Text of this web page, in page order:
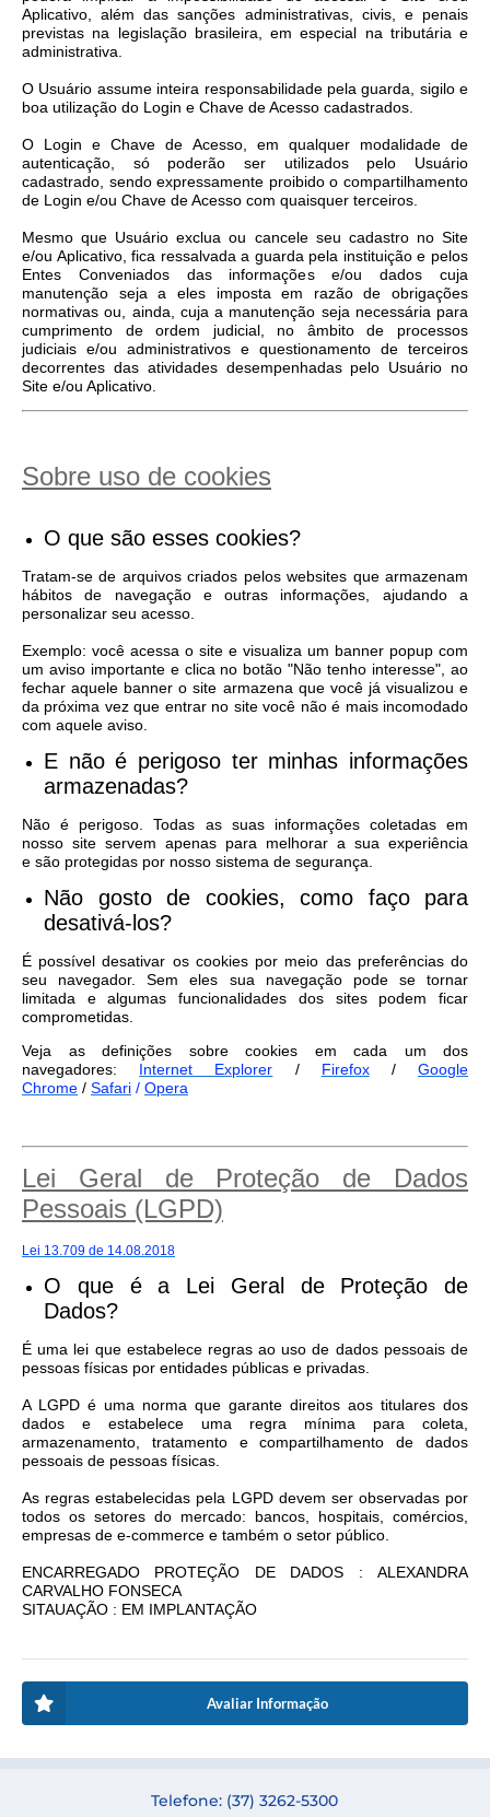
Aplicativo, além das sanções administrativas, civis, e penais
previstas na legislação brasileira, em especial na tributária e
administrativa.
O Usuário assume inteira responsabilidade pela guarda, sigilo e
boa utilização do Login e Chave de Acesso cadastrados.
O Login e Chave de Acesso, em qualquer modalidade de
autenticação, só poderão ser utilizados pelo Usuário
cadastrado, sendo expressamente proibido o compartilhamento
de Login e/ou Chave de Acesso com quaisquer terceiros.
Mesmo que Usuário exclua ou cancele seu cadastro no Site
e/ou Aplicativo, fica ressalvada a guarda pela instituição e pelos
Entes Conveniados das informações e/ou dados cuja
manutenção seja a eles imposta em razão de obrigações
normativas ou, ainda, cuja a manutenção seja necessária para
cumprimento de ordem judicial, no âmbito de processos
judiciais e/ou administrativos e questionamento de terceiros
decorrentes das atividades desempenhadas pelo Usuário no
Site e/ou Aplicativo.
Sobre uso de cookies
O que são esses cookies?
Tratam-se de arquivos criados pelos websites que armazenam
hábitos de navegação e outras informações, ajudando a
personalizar seu acesso.
Exemplo: você acessa o site e visualiza um banner popup com
um aviso importante e clica no botão "Não tenho interesse", ao
fechar aquele banner o site armazena que você já visualizou e
da próxima vez que entrar no site você não é mais incomodado
com aquele aviso.
E não é perigoso ter minhas informações
armazenadas?
Não é perigoso. Todas as suas informações coletadas em
nosso site servem apenas para melhorar a sua experiência
e são protegidas por nosso sistema de segurança.
Não gosto de cookies, como faço para
desativá-los?
É possível desativar os cookies por meio das preferências do
seu navegador. Sem eles sua navegação pode se tornar
limitada e algumas funcionalidades dos sites podem ficar
comprometidas.
Veja as definições sobre cookies em cada um dos
navegadores: Internet Explorer / Firefox/Google
Chrome / Safari / Opera
Lei Geral de Proteção de Dados
Pessoais (LGPD)
Lei 13.709 de 14.08.2018
O que é a Lei Geral de Proteção de
Dados?
É uma lei que estabelece regras ao uso de dados pessoais de
pessoas físicas por entidades públicas e privadas.
A LGPD é uma norma que garante direitos aos titulares dos
dados e estabelece uma regra mínima para coleta,
armazenamento, tratamento e compartilhamento de dados
pessoais de pessoas físicas.
As regras estabelecidas pela LGPD devem ser observadas por
todos os setores do mercado: bancos, hospitais, comércios,
empresas de e-commerce e também o setor público.
ENCARREGADO PROTEÇÃO DE DADOS : ALEXANDRA
CARVALHO FONSECA
SITAUAÇÃO : EM IMPLANTAÇÃO
Avaliar Informação
Telefone: (37) 3262-5300